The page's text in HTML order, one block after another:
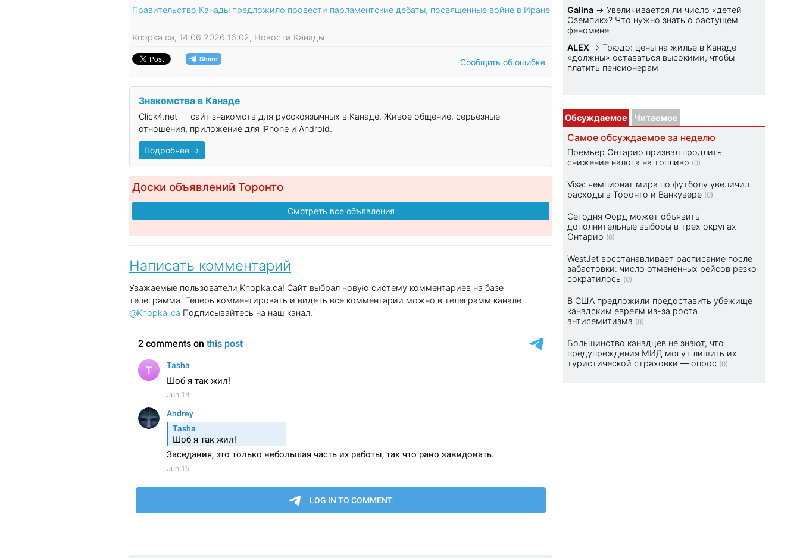
Правительство Канады предложило провести парламентские дебаты, посвященные войне в Иране
Knopka.ca, 14.06.2026 16:02, Новости Канады
Сообщить об ошибке
Знакомства в Канаде
Click4.net — сайт знакомств для русскоязычных в Канаде. Живое общение, серьёзные
отношения, приложение для iPhone и Android.
Подробнее →
Доски объявлений Торонто
Смотреть все объявления
Написать комментарий
Уважаемые пользователи Knopka.ca! Сайт выбрал новую систему комментариев на базе
телеграмма. Теперь комментировать и видеть все комментарии можно в телеграмм канале
@Knopka_ca Подписывайтесь на наш канал.
Galina →Увеличивается ли число «детей
Оземпик»? Что нужно знать о растущем
феномене
ALEX →Трюдо: цены на жилье в Канаде
«должны» оставаться высокими, чтобы
платить пенсионерам
Обсуждаемое Читаемое
Самое обсуждаемое за неделю
Премьер Онтарио призвал продлить
снижение налога на топливо (0)
Visa: чемпионат мира по футболу увеличил
расходы в Торонто и Ванкувере (0)
Сегодня Форд может объявить
дополнительные выборы в трех округах
Онтарио (0)
WestJet восстанавливает расписание после
забастовки: число отмененных рейсов резко
сократилось (0)
В США предложили предоставить убежище
канадским евреям из-за роста
антисемитизма (0)
Большинство канадцев не знают, что
предупреждения МИД могут лишить их
туристической страховки — опрос (0)